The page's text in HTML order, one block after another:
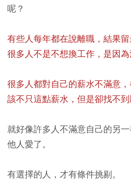
呢？
有些人每年都在說離職，結果
很多人不是不想換工作，是因為
很多人都對自己的薪水不滿意
該不只這點薪水，但是卻找不到
就好像許多人不滿意自己的另
他人愛了。
有選擇的人，才有條件挑剔。